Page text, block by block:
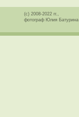
(с) 2008-2022 гг.,
фотограф Юлия Батурина